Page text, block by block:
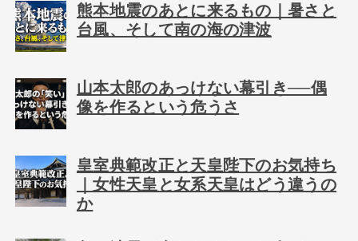
熊本地震のあとに来るもの｜暑さと
台風、そして南の海の津波
山本太郎のあっけない幕引き──偶
像を作るという危うさ
皇室典範改正と天皇陛下のお気持ち
｜女性天皇と女系天皇はどう違うの
か